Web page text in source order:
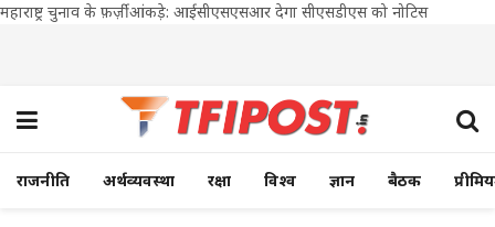
महाराष्ट्र चुनाव के फ़र्ज़ी आंकड़े: आईसीएसएसआर देगा सीएसडीएस को नोटिस
राजनीति अर्थव्यवस्था रक्षा विश्व ज्ञान बैठक